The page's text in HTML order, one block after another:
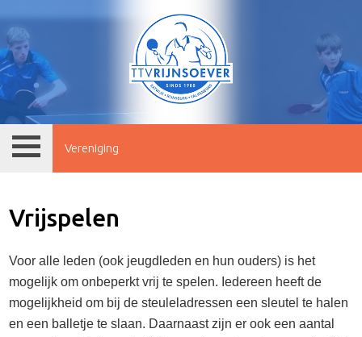
Vereniging
Vrijspelen
Voor alle leden (ook jeugdleden en hun ouders) is het
mogelijk om onbeperkt vrij te spelen. Iedereen heeft de
mogelijkheid om bij de steuleladressen een sleutel te halen
en een balletje te slaan. Daarnaast zijn er ook een aantal